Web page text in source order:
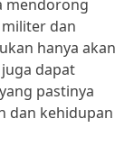
mendorong
dan
hanya akan
dapat
pastinya
dan kehidupan